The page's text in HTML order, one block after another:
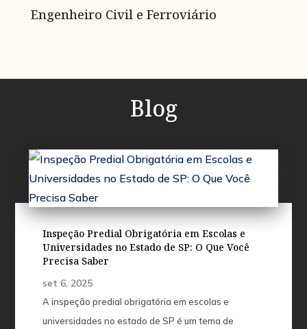
Engenheiro Civil e Ferroviário
Blog
Inspeção Predial Obrigatória em Escolas e
Universidades no Estado de SP: O Que Você
Precisa Saber
set 6, 2025
A inspeção predial obrigatória em escolas e
universidades no estado de SP é um tema de